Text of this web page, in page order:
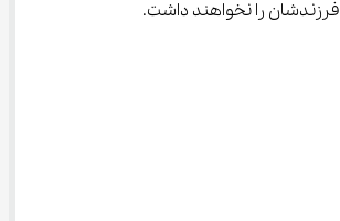
فرزندشان را نخواهند داشت.